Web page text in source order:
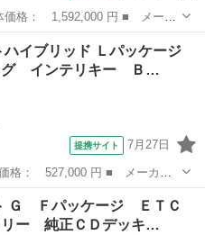
■ グレード名： ホーム２
テンエアバック ＶＳＡ キー
ハイブリッド Ｌパッケージ
グ インテリキー Ｂ…
提携サイト 7月27日
イブリッド ■ グレード
グ インテリキー Ｂｌｕｅｔ
Ｇ Ｆパッケージ ＥＴＣ
リー 純正ＣＤデッキ…